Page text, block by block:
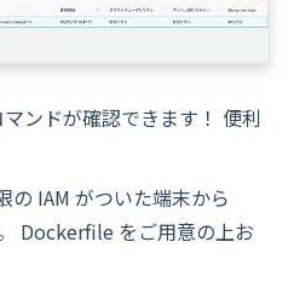
ンドが確認できます！ 便利
の IAM がついた端末から
Dockerfile をご用意の上お